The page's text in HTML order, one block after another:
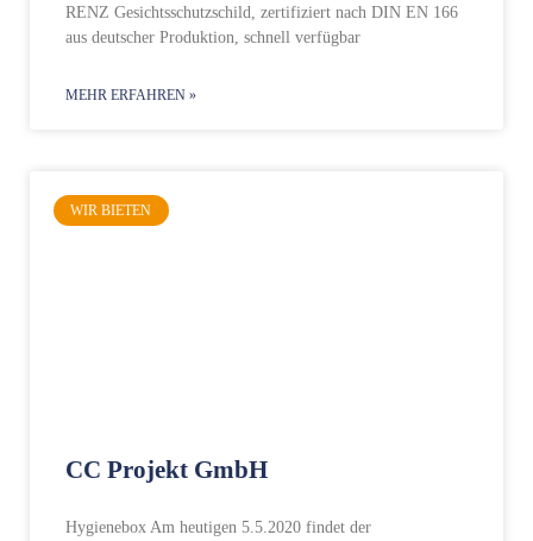
RENZ Gesichtsschutzschild, zertifiziert nach DIN EN 166
aus deutscher Produktion, schnell verfügbar
MEHR ERFAHREN »
WIR BIETEN
CC Projekt GmbH
Hygienebox Am heutigen 5.5.2020 findet der